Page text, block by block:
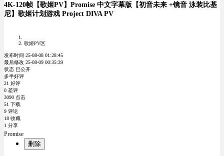
4K-120帧【歌姬PV】Promise 中文字幕版【初音未来 +镜音 泳装比基
尼】歌姬计划游戏 Project DIVA PV
歌姬PV区
发布时间 25-08-08 01:28:45
最后修改 25-08-09 00:35:39
状态 已公开
多半好评
21 好评
0 差评
3090 点击
51 下载
9 评论
18 收藏
1 分享
Promise
删除